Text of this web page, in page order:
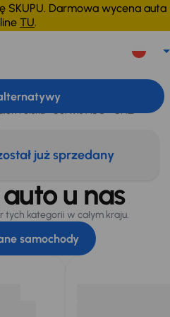
SKUPU. Darmowa wycena auta
TU.
Polska Serwis ASO
GAZ
już sprzedany
u nas
kategorii w całym kraju.
samochody